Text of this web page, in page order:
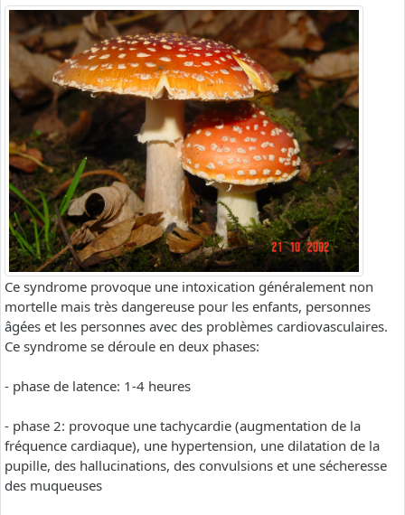
Ce syndrome provoque une intoxication généralement non
mortelle mais très dangereuse pour les enfants, personnes
âgées et les personnes avec des problèmes cardiovasculaires.
Ce syndrome se déroule en deux phases:
- phase de latence: 1-4 heures
- phase 2: provoque une tachycardie (augmentation de la
fréquence cardiaque), une hypertension, une dilatation de la
pupille, des hallucinations, des convulsions et une sécheresse
des muqueuses